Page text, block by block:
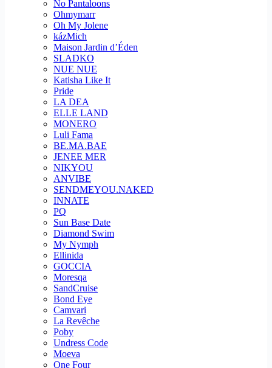
No Pantaloons
Ohmymarr
Oh My Jolene
kázMich
Maison Jardin d’Éden
SLADKO
NUE NUE
Katisha Like It
Pride
LA DEA
ELLE LAND
MONERO
Luli Fama
BE.MA.BAE
JENEE MER
NIKYOU
ANVIBE
SENDMEYOU.NAKED
INNATE
PQ
Sun Base Date
Diamond Swim
My Nymph
Ellinida
GOCCIA
Moresqa
SandCruise
Bond Eye
Camvari
La Revêche
Poby
Undress Code
Moeva
One Four